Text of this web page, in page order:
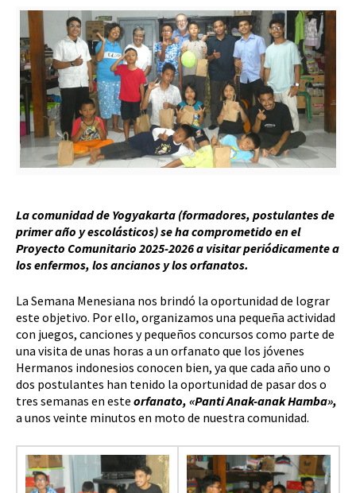
La comunidad de Yogyakarta (formadores, postulantes de
primer año y escolásticos) se ha comprometido en el
Proyecto Comunitario 2025-2026 a visitar periódicamente a
los enfermos, los ancianos y los orfanatos.
La Semana Menesiana nos brindó la oportunidad de lograr
este objetivo. Por ello, organizamos una pequeña actividad
con juegos, canciones y pequeños concursos como parte de
una visita de unas horas a un orfanato que los jóvenes
Hermanos indonesios conocen bien, ya que cada año uno o
dos postulantes han tenido la oportunidad de pasar dos o
tres semanas en este orfanato, «Panti Anak-anak Hamba»,
a unos veinte minutos en moto de nuestra comunidad.